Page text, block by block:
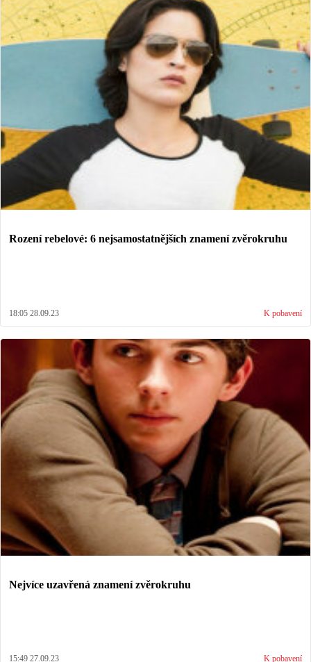
Rození rebelové: 6 nejsamostatnějších znamení zvěrokruhu
18:05 28.09.23 K pobavení
Nejvíce uzavřená znamení zvěrokruhu
15:49 27.09.23 K pobavení